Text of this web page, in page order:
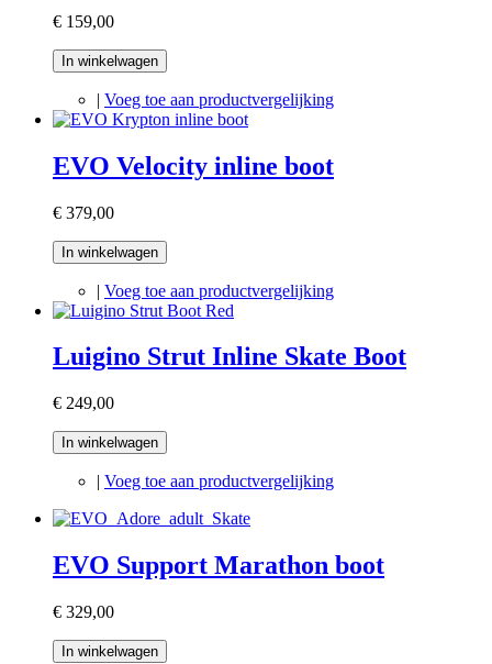
€ 159,00
In winkelwagen
| Voeg toe aan productvergelijking
EVO Velocity inline boot
€ 379,00
In winkelwagen
| Voeg toe aan productvergelijking
Luigino Strut Inline Skate Boot
€ 249,00
In winkelwagen
| Voeg toe aan productvergelijking
EVO Support Marathon boot
€ 329,00
In winkelwagen